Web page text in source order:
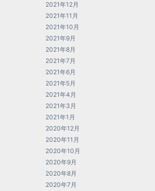
2021年12月
2021年11月
2021年10月
2021年9月
2021年8月
2021年7月
2021年6月
2021年5月
2021年4月
2021年3月
2021年1月
2020年12月
2020年11月
2020年10月
2020年9月
2020年8月
2020年7月